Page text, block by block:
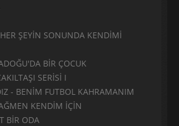
ŞEYİN SONUNDA KENDİMİ
BİR ÇOCUK
SERİSİ I
- BENİM FUTBOL KAHRAMANIM
KENDİM İÇİN
BİR ODA